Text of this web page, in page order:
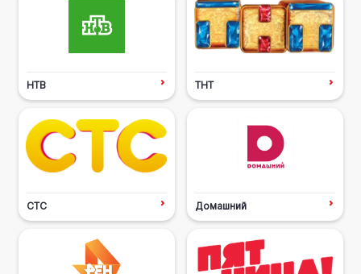
НТВ ТНТ
СТС Домашний